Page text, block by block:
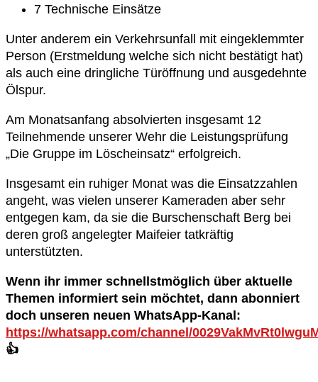
7 Technische Einsätze
Unter anderem ein Verkehrsunfall mit eingeklemmter
Person (Erstmeldung welche sich nicht bestätigt hat)
als auch eine dringliche Türöffnung und ausgedehnte
Ölspur.
Am Monatsanfang absolvierten insgesamt 12
Teilnehmende unserer Wehr die Leistungsprüfung
„Die Gruppe im Löscheinsatz“ erfolgreich.
Insgesamt ein ruhiger Monat was die Einsatzzahlen
angeht, was vielen unserer Kameraden aber sehr
entgegen kam, da sie die Burschenschaft Berg bei
deren groß angelegter Maifeier tatkräftig
unterstützten.
Wenn ihr immer schnellstmöglich über aktuelle
Themen informiert sein möchtet, dann abonniert
doch unseren neuen WhatsApp-Kanal:
https://whatsapp.com/channel/
👍